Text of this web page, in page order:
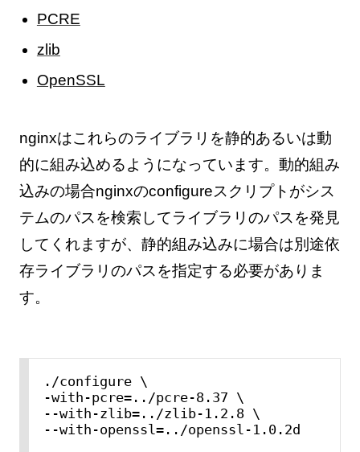
PCRE
zlib
OpenSSL
nginxはこれらのライブラリを静的あるいは動
的に組み込めるようになっています。動的組み
込みの場合nginxのconfigureスクリプトがシス
テムのパスを検索してライブラリのパスを発見
してくれますが、静的組み込みに場合は別途依
存ライブラリのパスを指定する必要がありま
す。
./configure \
-with-pcre=../pcre-8.37 \
--with-zlib=../zlib-1.2.8 \
--with-openssl=../openssl-1.0.2d